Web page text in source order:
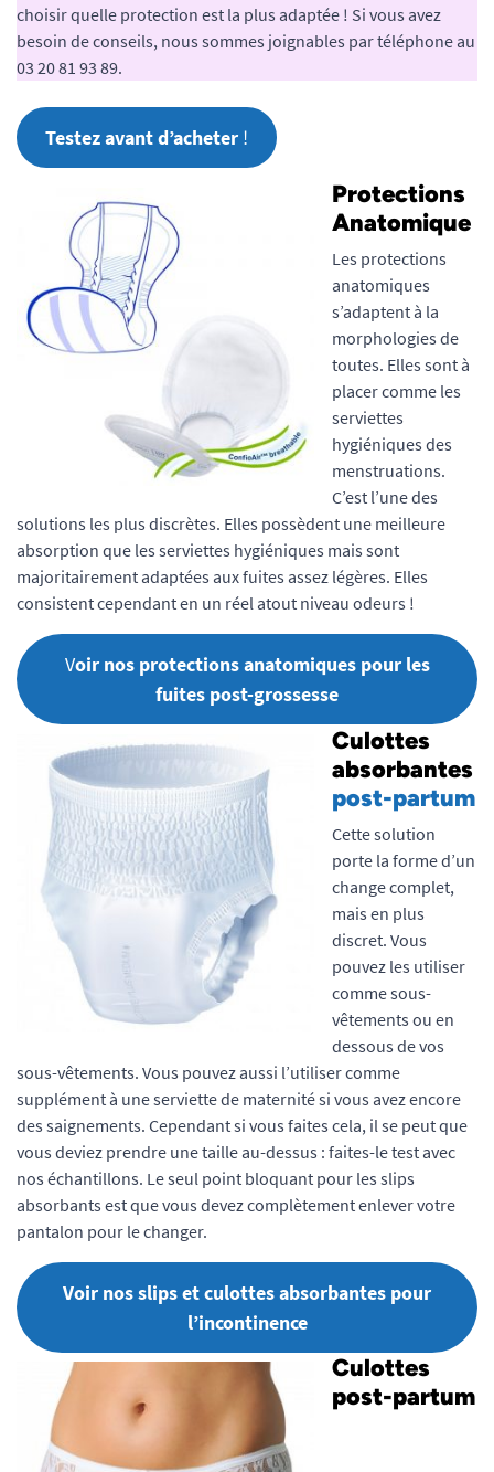
choisir quelle protection est la plus adaptée ! Si vous avez
besoin de conseils, nous sommes joignables par téléphone au
03 20 81 93 89.
Testez avant d’acheter !
Protections
Anatomique
Les protections
anatomiques
s’adaptent à la
morphologies de
toutes. Elles sont à
placer comme les
serviettes
hygiéniques des
menstruations.
C’est l’une des
solutions les plus discrètes. Elles possèdent une meilleure
absorption que les serviettes hygiéniques mais sont
majoritairement adaptées aux fuites assez légères. Elles
consistent cependant en un réel atout niveau odeurs !
Voir nos protections anatomiques pour les
fuites post-grossesse
Culottes
absorbantes
post-partum
Cette solution
porte la forme d’un
change complet,
mais en plus
discret. Vous
pouvez les utiliser
comme sous-
vêtements ou en
dessous de vos
sous-vêtements. Vous pouvez aussi l’utiliser comme
supplément à une serviette de maternité si vous avez encore
des saignements. Cependant si vous faites cela, il se peut que
vous deviez prendre une taille au-dessus : faites-le test avec
nos échantillons. Le seul point bloquant pour les slips
absorbants est que vous devez complètement enlever votre
pantalon pour le changer.
Voir nos slips et culottes absorbantes pour
l’incontinence
Culottes
post-partum